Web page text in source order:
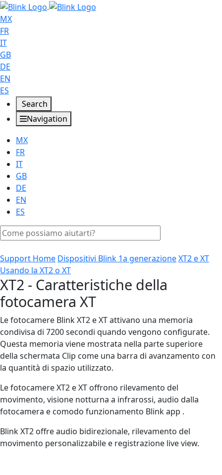
MX
FR
IT
GB
DE
EN
ES
Search
Navigation
MX
FR
IT
GB
DE
EN
ES
Support Home Dispositivi Blink 1a generazioneXT2 e XT
Usando la XT2 o XT
XT2 - Caratteristiche della
fotocamera XT
Le fotocamere Blink XT2 e XT attivano una memoria
condivisa di 7200 secondi quando vengono configurate.
Questa memoria viene mostrata nella parte superiore
della schermata Clip come una barra di avanzamento con
la quantità di spazio utilizzato.
Le fotocamere XT2 e XT offrono rilevamento del
movimento, visione notturna a infrarossi, audio dalla
fotocamera e comodo funzionamento Blink app .
Blink XT2 offre audio bidirezionale, rilevamento del
movimento personalizzabile e registrazione live view.